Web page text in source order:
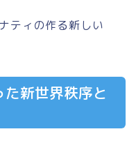
ティの作る新しい
新世界秩序と